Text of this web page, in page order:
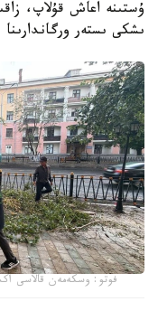
ۇستىنە اعاش قۇلاپ،
ىشكى ىستەر
فوتو: وسكەمەن قالاسى